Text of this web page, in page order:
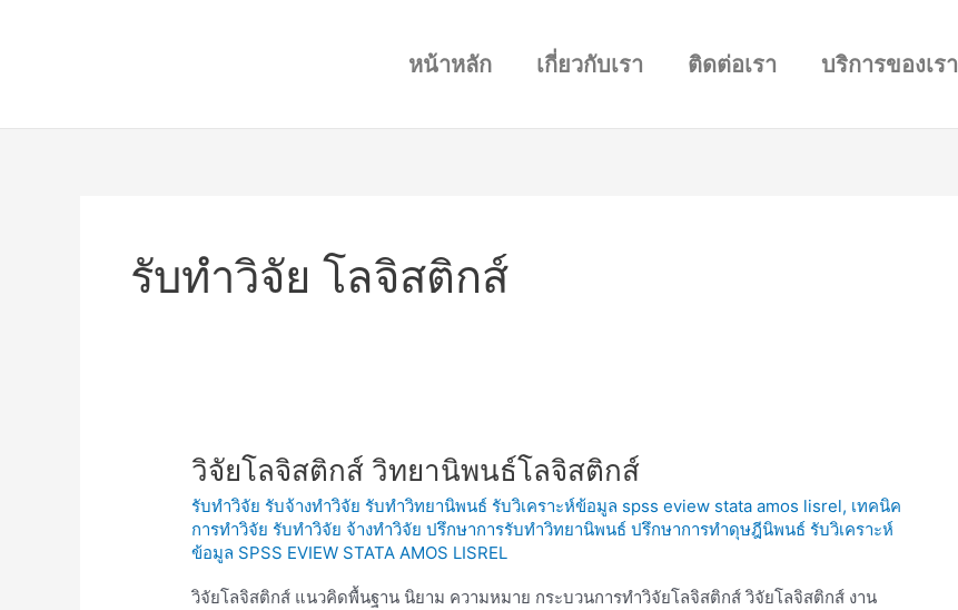
หน้าหลัก เกี่ยวกับเรา ติดต่อเรา บริการของเรา
รับทำวิจัย โลจิสติกส์
วิจัยโลจิสติกส์ วิทยานิพนธ์โลจิสติกส์
รับทำวิจัย รับจ้างทำวิจัย รับทำวิทยานิพนธ์ รับวิเคราะห์ข้อมูล spss eview stata amos lisrel, เทคนิค
การทำวิจัย รับทำวิจัย จ้างทำวิจัย ปรึกษาการรับทำวิทยานิพนธ์ ปรึกษาการทำดุษฎีนิพนธ์ รับวิเคราะห์
ข้อมูล SPSS EVIEW STATA AMOS LISREL
วิจัยโลจิสติกส์ แนวคิดพื้นฐาน นิยาม ความหมาย กระบวนการทำวิจัยโลจิสติกส์ วิจัยโลจิสติกส์ งาน
วิจัย
จิ
สติ
วิทยา